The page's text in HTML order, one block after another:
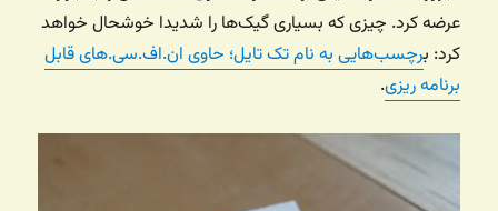
عرضه کرد. چیزی که بسیاری گیک‌ها را شدیدا خوشحال خواهد
کرد: برچسب‌هایی به نام تک تایل؛ حاوی ان.اف.سی.های قابل
برنامه ریزی.